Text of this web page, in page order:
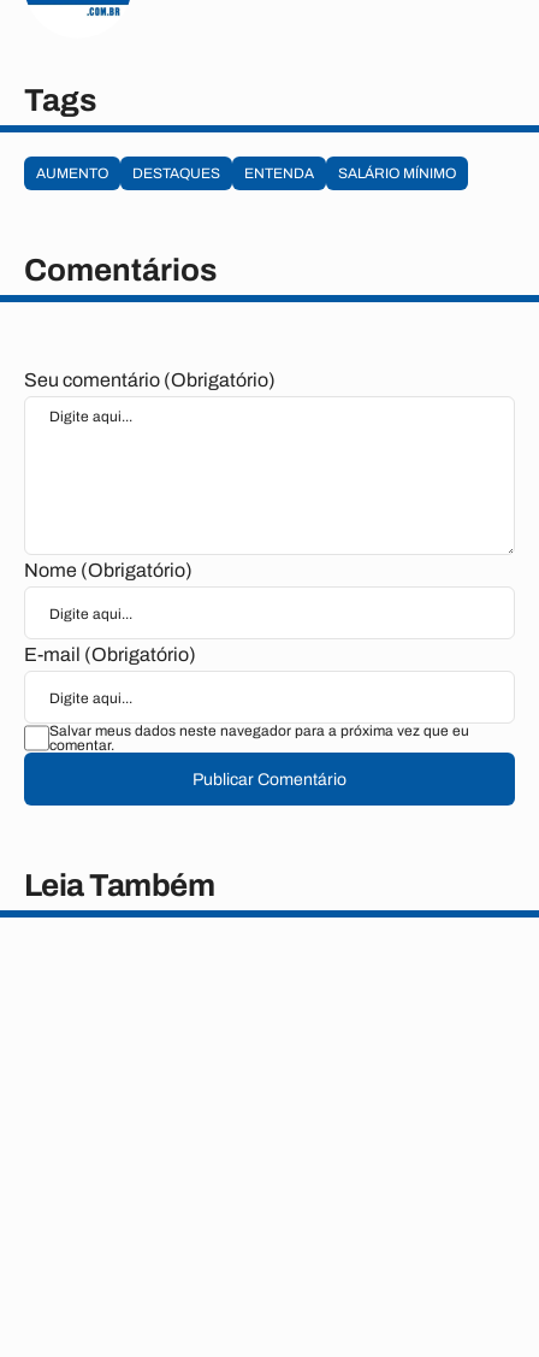
Tags
AUMENTO DESTAQUES ENTENDA SALÁRIO MÍNIMO
Comentários
Seu comentário (Obrigatório)
Nome (Obrigatório)
E-mail (Obrigatório)
Salvar meus dados neste navegador para a próxima vez que eu
comentar.
Publicar Comentário
Leia Também